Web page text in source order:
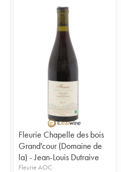
Fleurie Chapelle des bois
Grand'cour (Domaine de
la) - Jean-Louis Dutraive
Fleurie AOC